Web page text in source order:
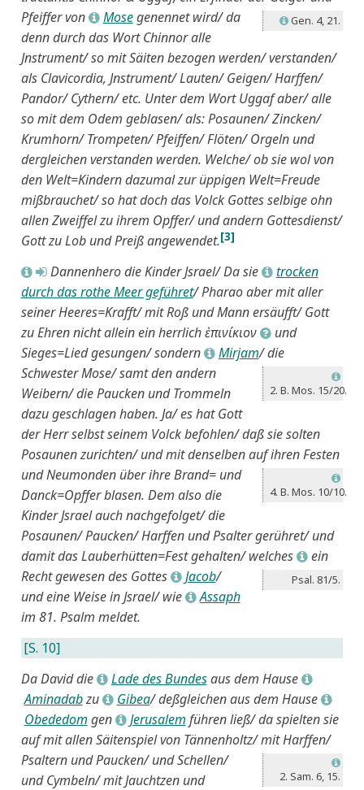
Pfeiffer
LGen. 4, 21.
von L Mosegenennet wird/ da
denn durch das Wort Chinnor alle
Jnstrument/ so mit Säiten bezogen werden/ verstanden/
als Clavicordia, Jnstrument/ Lauten/ Geigen/ Harffen/
Pandor/ Cythern/ etc. Unter dem Wort Uggaf aber/ alle
so mit dem Odem geblasen/ als: Posaunen/ Zincken/
Krumhorn/ Trompeten/ Pfeiffen/ Flöten/ Orgeln und
dergleichen verstanden werden. Welche/ ob sie wol von
den Welt=Kindern dazumal zur üppigen Welt=Freude
mißbrauchet/ so hat doch das Volck Gottes selbige ohn
allen Zweiffel zu ihrem Opffer/ und andern Gottesdienst/
Gott zu Lob und Preiß angewendet.[3]
L M Dannenhero die Kinder Jsrael/ Da sie L trocken
durch das rothe Meer geführet/ Pharao aber mit aller
seiner Heeres=Krafft/ mit Roß und Mann ersäufft/ Gott
zu Ehren nicht allein ein herrlich ἐπινίκιον Jund
Sieges=Lied gesungen/ sondern L Mirjam/ die
Schwester Mose/
L
2. B. Mos. 15/20.
samt den andern
Weibern/ die Paucken und Trommeln
dazu geschlagen haben. Ja/ es hat Gott
der Herr selbst seinem Volck befohlen/ daß sie solten
Posaunen zurichten/ und mit denselben auf ihren Festen
und Neumonden
L
4. B. Mos. 10/10.
über ihre Brand= und
Danck=Opffer blasen. Dem also die
Kinder Jsrael auch nachgefolget/ die
Posaunen/ Paucken/ Harffen und Psalter gerühret/ und
damit das Lauberhütten=Fest gehalten/ welches Lein
Recht gewesen des Gottes L Jacob/ Psal. 81/5.
und eine Weise in Jsrael/ wie L Assaph
im 81. Psalm meldet.
[S. 10]
Da David die L Lade des Bundesaus dem Hause L
Aminadabzu L Gibea/ deßgleichen aus dem Hause L
Obededom gen L Jerusalem führen ließ/ da spielten sie
auf mit allen Säitenspiel von Tännenholtz/
L
2. Sam. 6, 15.
mit Harffen/
Psaltern und Paucken/ und Schellen/
und Cymbeln/ mit Jauchtzen und